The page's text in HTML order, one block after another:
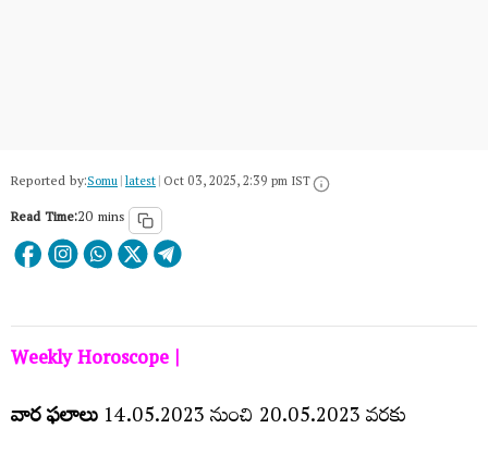
Reported by:Somu|latest|Oct 03, 2025, 2:39 pm IST
Read Time:20 mins
Weekly Horoscope |
వార ఫలాలు14.05.2023 నుంచి 20.05.2023 వరకు